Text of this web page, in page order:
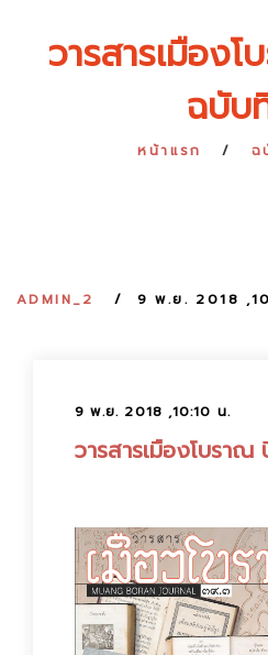
วารสารเมือง
ฉบับ
หน้าแรก ฉ
ADMIN_2 9 พ.ย. 2018
9 พ.ย. 2018 ,10:10 น.
วารสารเมืองโบรา